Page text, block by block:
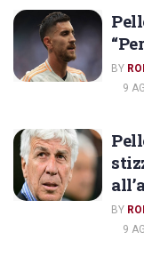
BY
9
BY
9